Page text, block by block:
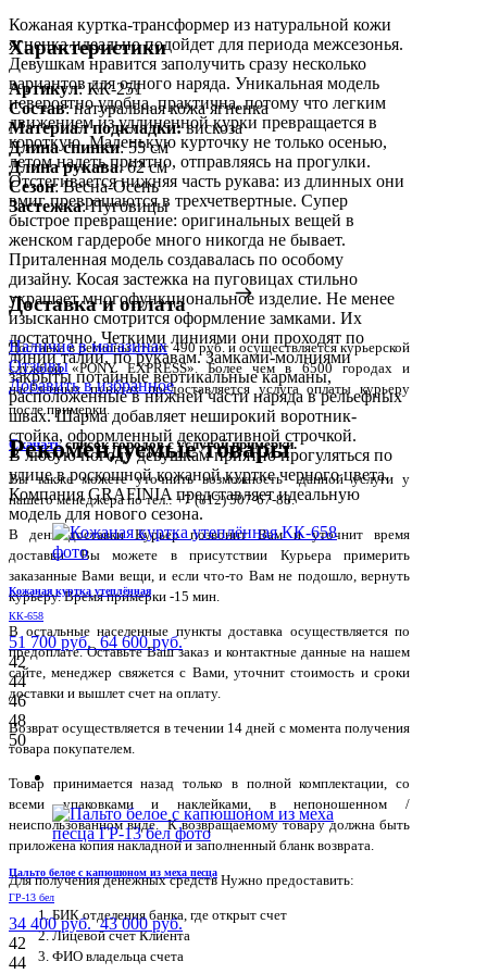
Кожаная куртка-трансформер из натуральной кожи
ягненка идеально подойдет для периода межсезонья.
Девушкам нравится заполучить сразу несколько
вариантов для одного наряда. Уникальная модель
невероятно удобна, практична, потому что легким
движением из удлиненной курки превращается в
короткую. Маленькую курточку не только осенью,
летом надеть приятно, отправляясь на прогулки.
Отстегивается нижняя часть рукава: из длинных они
вмиг превращаются в трехчетвертные. Супер
быстрое превращение: оригинальных вещей в
женском гардеробе много никогда не бывает.
Приталенная модель создавалась по особому
дизайну. Косая застежка на пуговицах стильно
украшает многофункциональное изделие. Не менее
изысканно смотрится оформление замками. Их
достаточно. Четкими линиями они проходят по
линии талии, по рукавам. Замками-молниями
закрыты потайные вертикальные карманы,
расположенные в нижней части наряда в рельефных
швах. Шарма добавляет неширокий воротник-
стойка, оформленный декоративной строчкой.
В любую погоду девушкам приятно прогуляться по
улице в роскошной кожаной куртке черного цвета.
Компания GRAFINIA представляет идеальную
модель для нового сезона.
Характеристики
Артикул: КК-251
Состав:натуральная кожа ягненка
Материал подкладки: вискоза
Длина спинки: 55 см
Длина рукава: 62 см
Сезон: Весна-Осень
Застежка: Пуговицы
Доставка и оплата
Доставка в регионы стоит 490 руб. и осуществляется курьерской
службой «PONY EXPRESS». Более чем в 6500 городах и
населенных пунктах предоставляется услуга оплаты курьеру
после примерки.
Скачатьсписок городов с услугой примерки.
Вы также можете уточнить возможность данной услуги у
нашего менеджера по тел.: +7 (812) 507-67-88.
В день доставки Курьер позвонит Вам и уточнит время
доставки. Вы можете в присутствии Курьера примерить
заказанные Вами вещи, и если что-то Вам не подошло, вернуть
курьеру. Время примерки -15 мин.
В остальные населенные пункты доставка осуществляется по
предоплате. Оставьте Ваш заказ и контактные данные на нашем
сайте, менеджер свяжется с Вами, уточнит стоимость и сроки
доставки и вышлет счет на оплату.
Возврат осуществляется в течении 14 дней с момента получения
товара покупателем.
Товар принимается назад только в полной комплектации, со
всеми упаковками и наклейками, в непоношенном /
неиспользованном виде. К возвращаемому товару должна быть
приложена копия накладной и заполненный бланк возврата.
Для получения денежных средств Нужно предоставить:
БИК отделения банка, где открыт счет
Лицевой счет Клиента
ФИО владельца счета
Наличие в магазинах
Отзывы
Добавить в избранное
Рекомендуемые товары
Кожаная куртка утеплённая
КК-658
51 700 руб. 64 600 руб.
42
44
46
48
50
Пальто белое с капюшоном из меха песца
ГР-13 бел
34 400 руб. 43 000 руб.
42
44